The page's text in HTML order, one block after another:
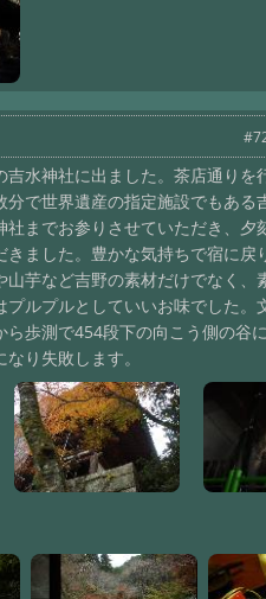
水神社に出ました。茶店通りを
で世界遺産の指定施設でもある
までお参りさせていただき、夕
ました。豊かな気持ちで宿に戻
芋など吉野の素材だけでなく、
ルプルとしていいお味でした。
歩測で454段下の向こう側の谷に
り失敗します。